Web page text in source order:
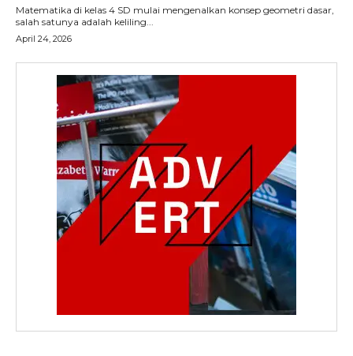
Matematika di kelas 4 SD mulai mengenalkan konsep geometri dasar,
salah satunya adalah keliling...
April 24, 2026